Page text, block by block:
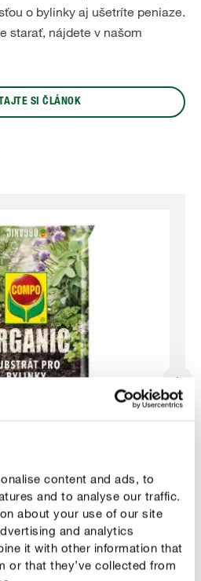
content and ads, to
and to analyse our traffic.
about your use of our site
and analytics
it with other information that
or that they’ve collected from
o bylinky aj ušetríte peniaze.
starať, nájdete v našom
SI ČLÁNOK
pre bylinky a výsev